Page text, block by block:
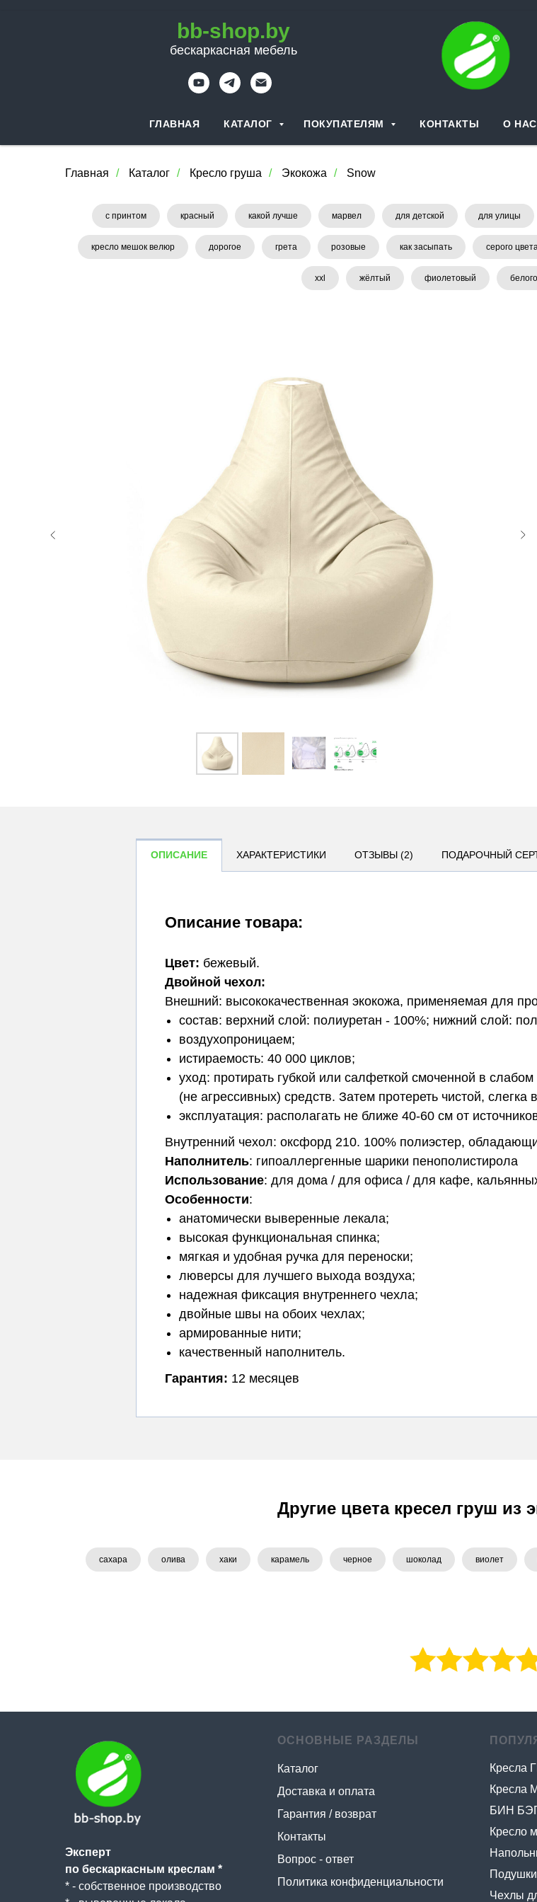
bb-shop.by
бескаркасная мебель
ГЛАВНАЯ КАТАЛОГ ПОКУПАТЕЛЯМ КОНТАКТЫ О НАС
Главная / Каталог / Кресло груша / Экокожа / Snow
с принтом красный какой лучше марвел для детской для улицы
кресло мешок велюр дорогое грета розовые как засыпать серого
xxl жёлтый фиолетовый
ОПИСАНИЕ ХАРАКТЕРИСТИКИ ОТЗЫВЫ (2) ПОДАРОЧНЫЙ
Описание товара:
Цвет: бежевый.
Двойной чехол:
Внешний: высококачественная экокожа, применяемая для
состав: верхний слой: полиуретан - 100%; нижний слой:
воздухопроницаем;
истираемость: 40 000 циклов;
уход: протирать губкой или салфеткой смоченной в
(не агрессивных) средств. Затем протереть чистой,
эксплуатация: располагать не ближе 40-60 см от
Внутренний чехол: оксфорд 210. 100% полиэстер,
Наполнитель: гипоаллергенные шарики пенополистирола
Использование: для дома / для офиса / для кафе,
Особенности:
анатомически выверенные лекала;
высокая функциональная спинка;
мягкая и удобная ручка для переноски;
люверсы для лучшего выхода воздуха;
надежная фиксация внутреннего чехла;
двойные швы на обоих чехлах;
армированные нити;
качественный наполнитель.
Гарантия: 12 месяцев
Другие цвета кресел груш из
сахара олива хаки карамель черное шоколад виолет
Эксперт
по бескаркасным креслам *
* - собственное производство
ОСНОВНЫЕ РАЗДЕЛЫ
Каталог
Доставка и оплата
Гарантия / возврат
Контакты
Вопрос - ответ
Политика конфиденциальности
Кресла
Кресла
БИН
Кресло
Чехлы